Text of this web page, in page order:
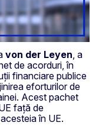
von der Leyen, a
de acorduri, în
financiare publice
eforturilor de
Acest pachet
față de
în UE.